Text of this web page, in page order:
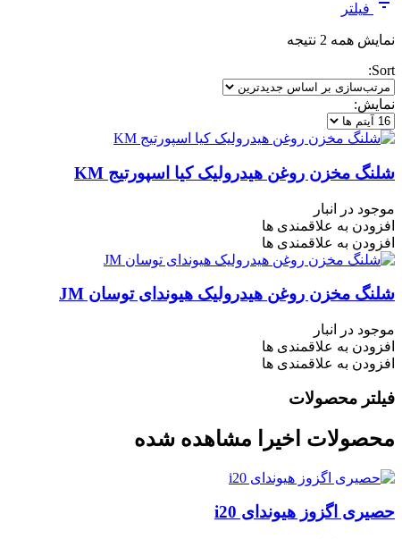
فیلتر
نمایش همه 2 نتیجه
جدیدترین
Sort:
نمایش:
شلنگ مخزن روغن هیدرولیک کیا اسپورتیج KM
موجود در انبار
افزودن به علاقمندی ها
افزودن به علاقمندی ها
شلنگ مخزن روغن هیدرولیک هیوندای توسان JM
موجود در انبار
افزودن به علاقمندی ها
افزودن به علاقمندی ها
فیلتر محصولات
محصولات اخیرا مشاهده شده
حصیری اگزوز هیوندای i20